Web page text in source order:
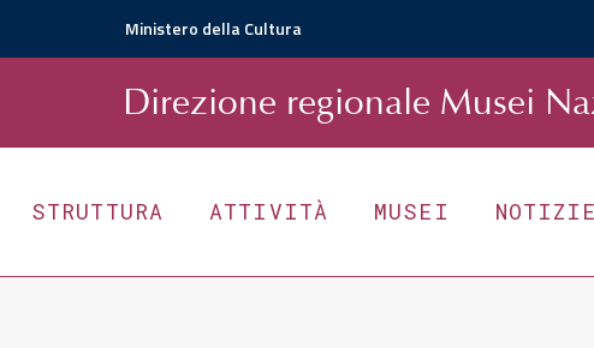
Ministero della Cultura
Direzione regionale Musei
STRUTTURA ATTIVITÀ MUSEI NOTIZIE